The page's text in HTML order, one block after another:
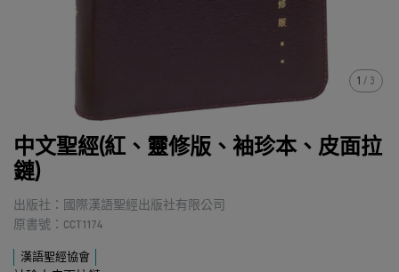
1 / 3
中文聖經(紅、靈修版、袖珍本、皮面拉
鏈)
出版社：國際漢語聖經出版社有限公司
原書號：CCT1174
漢語聖經協會